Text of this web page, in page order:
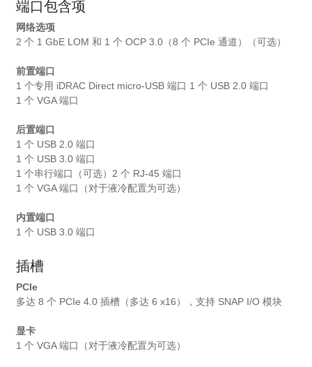
端口包含项
网络选项
2 个 1 GbE LOM 和 1 个 OCP 3.0（8 个 PCIe 通道）（可选）
前置端口
1 个专用 iDRAC Direct micro-USB 端口 1 个 USB 2.0 端口
1 个 VGA 端口
后置端口
1 个 USB 2.0 端口
1 个 USB 3.0 端口
1 个串行端口（可选）2 个 RJ-45 端口
1 个 VGA 端口（对于液冷配置为可选）
内置端口
1 个 USB 3.0 端口
插槽
PCIe
多达 8 个 PCIe 4.0 插槽（多达 6 x16），支持 SNAP I/O 模块
显卡
1 个 VGA 端口（对于液冷配置为可选）